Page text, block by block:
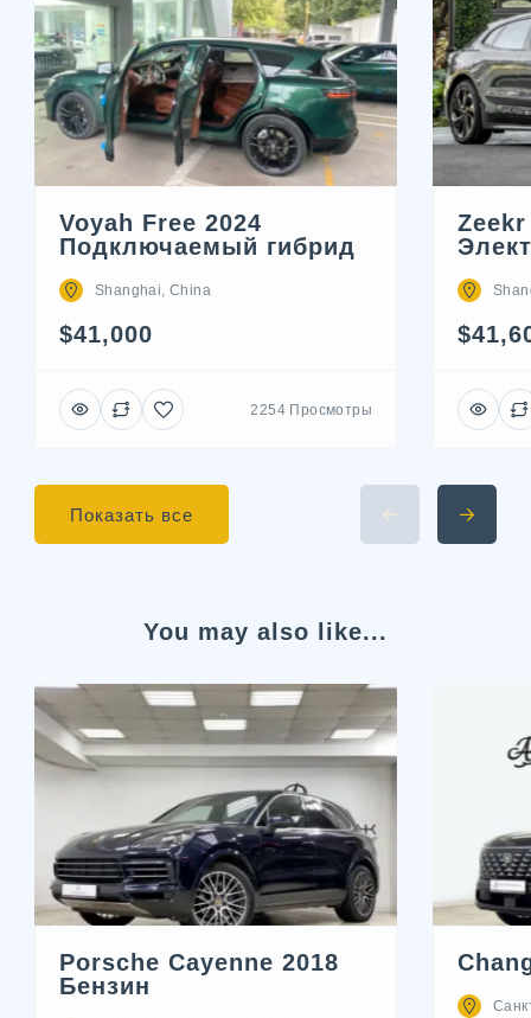
Voyah Free 2024
Подключаемый гибрид
Shanghai, China
$41,000
2254 Просмотры
Zeekr
Показать все
You may also like...
Porsche Cayenne 2018
Бензин